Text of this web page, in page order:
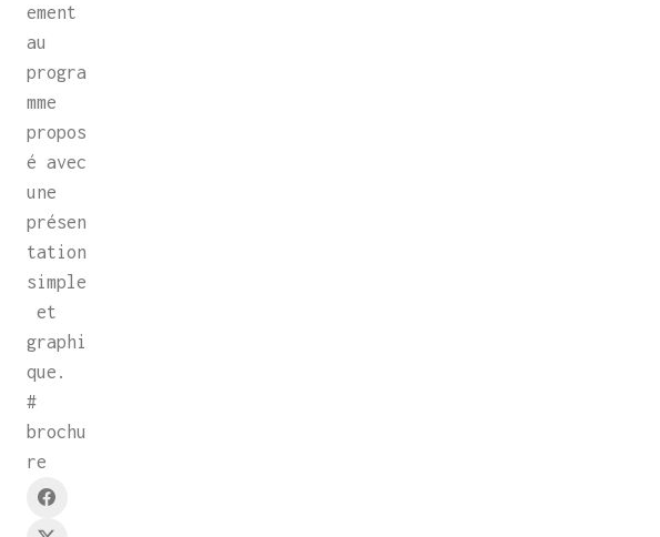
ement
au
progra
mme
propos
é avec
une
présen
tation
simple
et
graphi
que.
#
brochu
re